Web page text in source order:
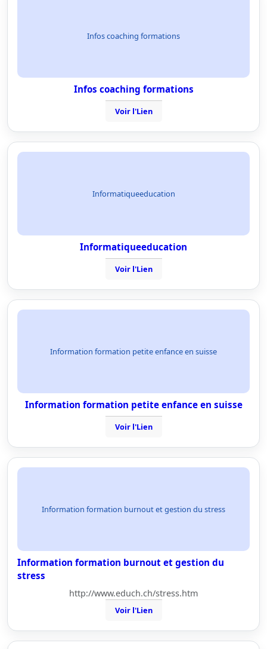
Infos coaching formations
Infos coaching formations
Voir l'Lien
Informatiqueeducation
Informatiqueeducation
Voir l'Lien
Information formation petite enfance en suisse
Information formation petite enfance en suisse
Voir l'Lien
Information formation burnout et gestion du stress
Information formation burnout et gestion du
stress
http://www.educh.ch/stress.htm
Voir l'Lien